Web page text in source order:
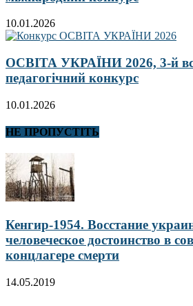
10.01.2026
ОСВІТА УКРАЇНИ 2026, 3-й
педагогічний конкурс
10.01.2026
НЕ ПРОПУСТІТЬ
Кенгир-1954. Восстание
человеческое достоинство в
концлагере смерти
14.05.2019